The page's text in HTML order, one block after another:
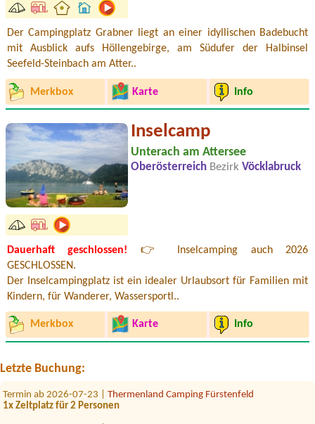
Der Campingplatz Grabner liegt an einer idyllischen Badebucht
mit Ausblick aufs Höllengebirge, am Südufer der Halbinsel
Seefeld-Steinbach am Atter..
Merkbox Karte Info
Inselcamp
Unterach am Attersee
Oberösterreich Bezirk Vöcklabruck
Dauerhaft geschlossen! 👉 Inselcamping auch 2026
GESCHLOSSEN.
Der Inselcampingplatz ist ein idealer Urlaubsort für Familien mit
Kindern, für Wanderer, Wassersportl..
Merkbox Karte Info
Letzte Buchung:
Termin ab 2026-07-25 |
Wohnwagen 2 Personen 2 Hunde
Termin ab 2026-07-31 | Campingplatz Neufelder See
Termin ab 2026-08-12 |Camping Viktoria
2 adults + 2 children (8 and 11 years old)4
Termin ab 2026-08-03 | Strandcafé Leimüller Camping
Termin ab 2026-07-30 | Camping Arneitz
Bungalow 1 pers
Termin ab 2026-07-23 | Thermenland Camping Fürstenfeld
1x Zeltplatz für 2 Personen